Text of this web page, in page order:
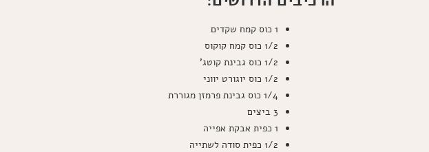
1 כוס קמח שקדים
1/2 כוס קמח קוקוס
1/2 כוס גבינת קוטג'
1/2 כוס יוגורט יווני
1/4 כוס גבינת פרמזן מגוררת
3 ביצים
1 כפית אבקת אפייה
1/2 כפית סודה לשתייה